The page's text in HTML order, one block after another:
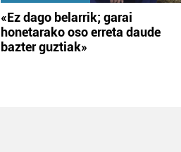
«Ez dago belarrik; garai
honetarako oso erreta daude
bazter guztiak»